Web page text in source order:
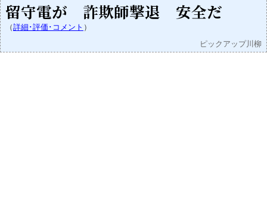
留守電が 詐欺師撃退 安全だ
（詳細･評価･コメント ）
ピックアップ川柳